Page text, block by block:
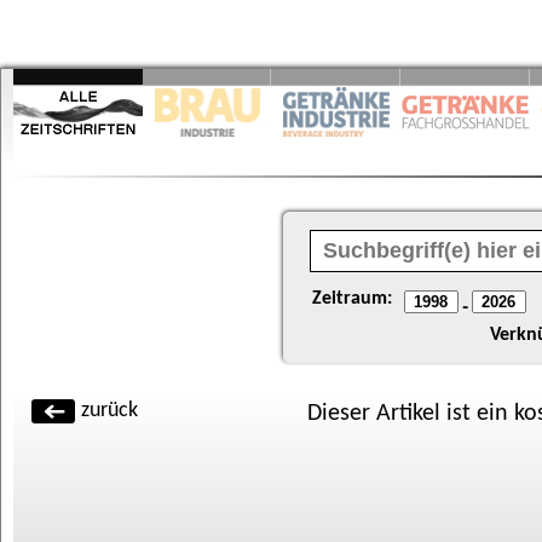
Zeitraum: -
zurück Dieser Artikel ist ein